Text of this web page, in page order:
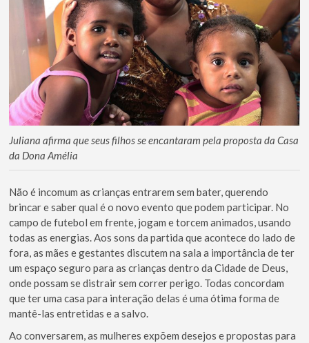
Juliana afirma que seus filhos se encantaram pela proposta da Casa
da Dona Amélia
Não é incomum as crianças entrarem sem bater, querendo
brincar e saber qual é o novo evento que podem participar. No
campo de futebol em frente, jogam e torcem animados, usando
todas as energias. Aos sons da partida que acontece do lado de
fora, as mães e gestantes discutem na sala a importância de ter
um espaço seguro para as crianças dentro da Cidade de Deus,
onde possam se distrair sem correr perigo. Todas concordam
que ter uma casa para interação delas é uma ótima forma de
mantê-las entretidas e a salvo.
Ao conversarem, as mulheres expõem desejos e propostas para